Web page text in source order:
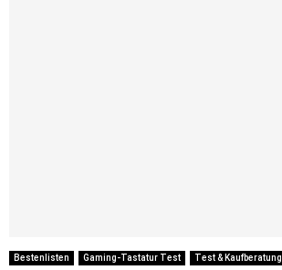
Bestenlisten Gaming-Tastatur Test Test & Kaufberatung